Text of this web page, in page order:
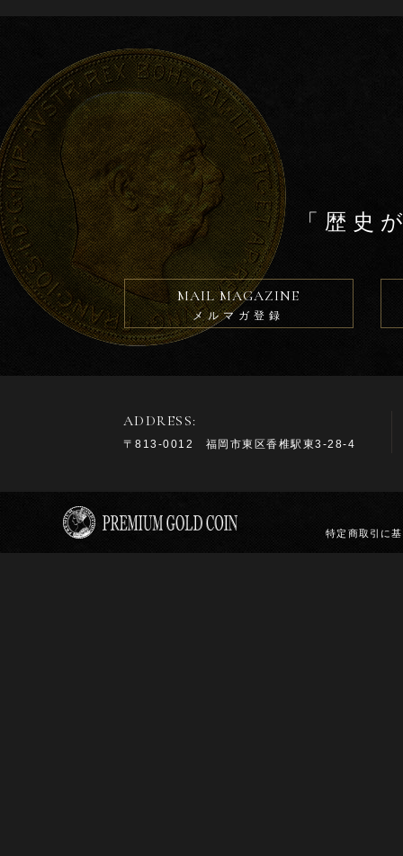
o
「歴史
MAIL MAGAZINE
メルマガ登録
ADDRESS:
〒813-0012 福岡市東区香椎駅東3-28-4
特定商取引に